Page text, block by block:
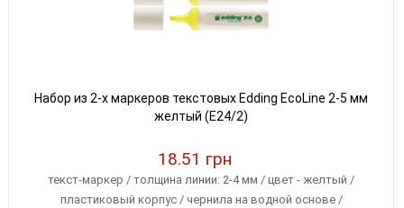
Набор из 2-х маркеров текстовых Edding EcoLine 2-5 мм
желтый (E24/2)
18.51 грн
текст-маркер / толщина линии: 2-4 мм / цвет - желтый /
пластиковый корпус / чернила на водной основе /